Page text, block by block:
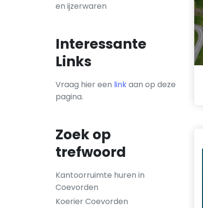
en ijzerwaren
Interessante
Links
Vraag hier een linkaan op deze
pagina.
Zoek op
trefwoord
Kantoorruimte huren in
Coevorden
Koerier Coevorden